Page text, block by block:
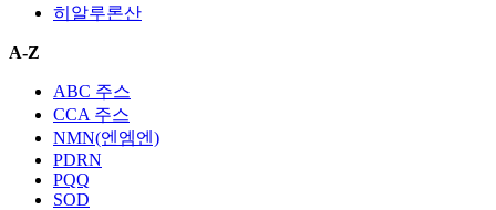
히알루론산
A-Z
ABC 주스
CCA 주스
NMN(엔엠엔)
PDRN
PQQ
SOD